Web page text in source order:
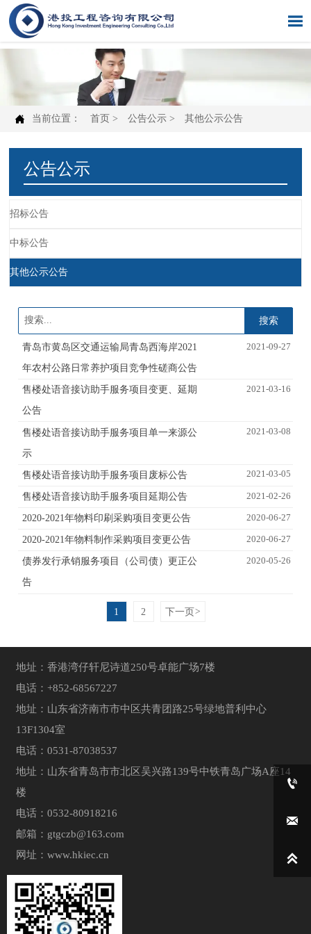

 当前位置： 首页 > 公告公示 > 其他公示公告
公告公示
招标公告
中标公告
其他公示公告
搜索
青岛市黄岛区交通运输局青岛西海岸2021
年农村公路日常养护项目竞争性磋商公告
2021-09-27
售楼处语音接访助手服务项目变更、延期
公告
2021-03-16
售楼处语音接访助手服务项目单一来源公
示
2021-03-08
售楼处语音接访助手服务项目废标公告 2021-03-05
售楼处语音接访助手服务项目延期公告 2021-02-26
2020-2021年物料印刷采购项目变更公告 2020-06-27
2020-2021年物料制作采购项目变更公告 2020-06-27
债券发行承销服务项目（公司债）更正公
告
2020-05-26
1 2 下一页>
地址：香港湾仔轩尼诗道250号卓能广场7楼
电话：+852-68567227
地址：山东省济南市市中区共青团路25号绿地普利中心
13F1304室
电话：0531-87038537
地址：山东省青岛市市北区吴兴路139号中铁青岛广场A座14
楼
电话：0532-80918216
邮箱： gtgczb@163.com
网址： www.hkiec.cn


